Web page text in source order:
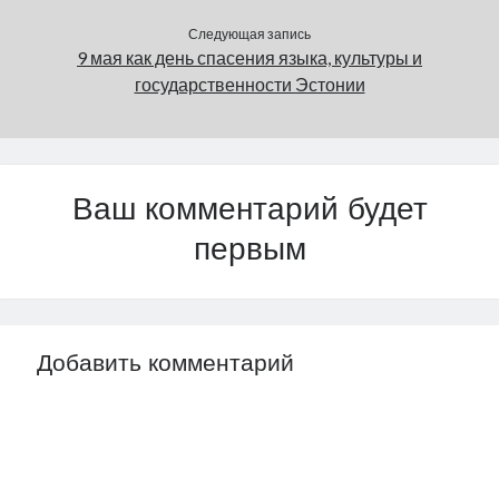
Следующая запись
9 мая как день спасения языка, культуры и
государственности Эстонии
Ваш комментарий будет
первым
Добавить комментарий